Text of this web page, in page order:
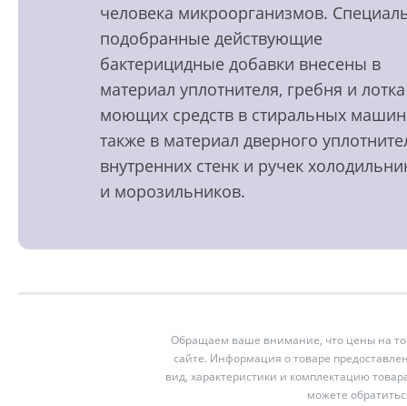
человека микроорганизмов.
подобранные действующие
бактерицидные добавки внесены в
материал уплотнителя, гребня и
моющих средств в стиральных
также в материал дверного
внутренних стенк и ручек
и морозильников.
Обращаем ваше внимание, что цены на
сайте. Информация о товаре
вид, характеристики и комплектацию
можете